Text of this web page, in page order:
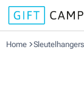
Home